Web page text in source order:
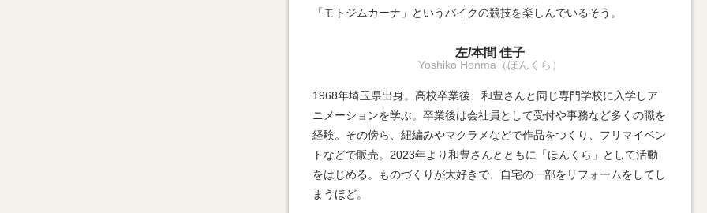
「モトジムカーナ」というバイクの競技を楽しんでいるそう。
左/本間 佳子
Yoshiko Honma（ほんくら）
1968年埼玉県出身。高校卒業後、和豊さんと同じ専門学校に入学しア
ニメーションを学ぶ。卒業後は会社員として受付や事務など多くの職を
経験。その傍ら、紐編みやマクラメなどで作品をつくり、フリマイベン
トなどで販売。2023年より和豊さんとともに「ほんくら」として活動
をはじめる。ものづくりが大好きで、自宅の一部をリフォームをしてし
まうほど。